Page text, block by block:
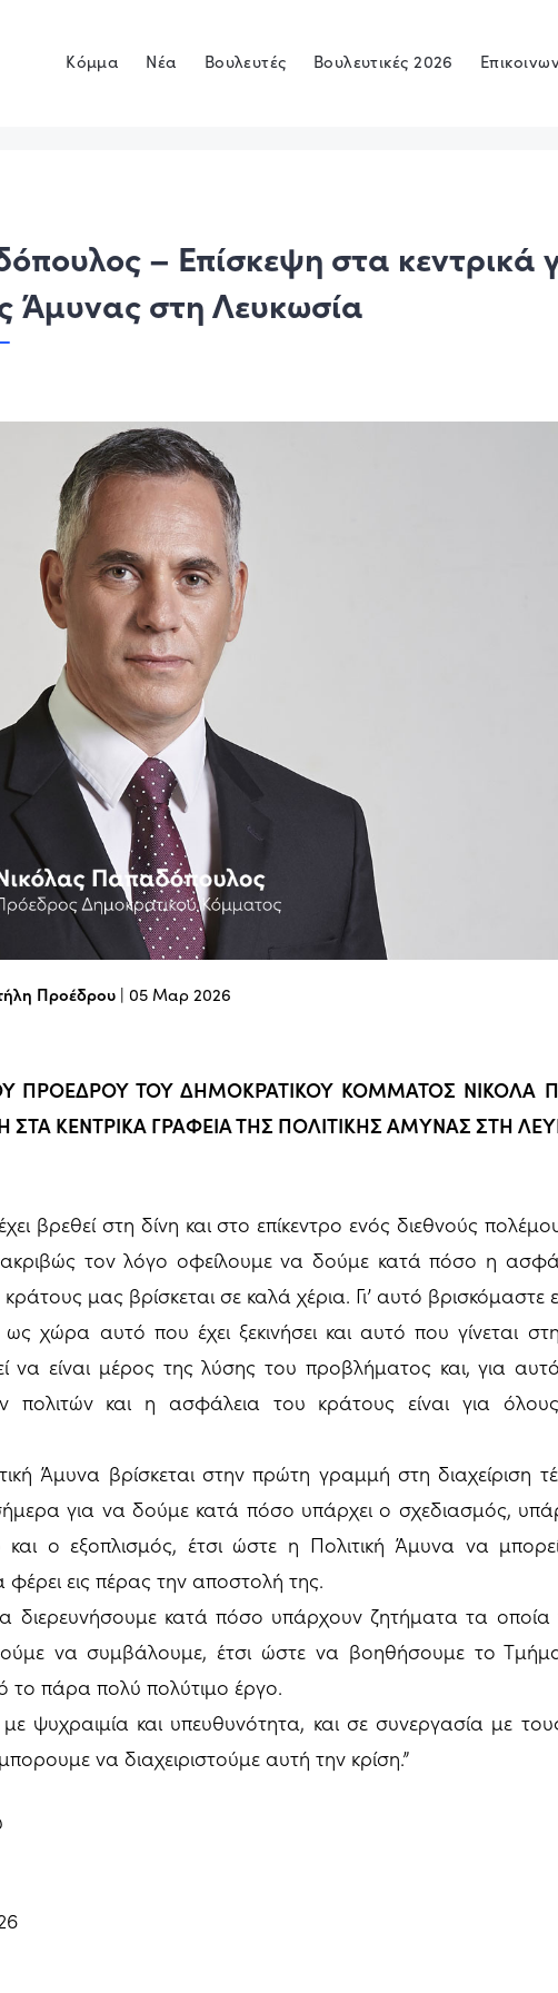
Κόμμα Νέα Βουλευτές Βουλευτικές 2026
– Επίσκεψη στα κεντρικά
Άμυνας στη Λευκωσία
Προέδρου | 05 Μαρ 2026
ΠΡΟΕΔΡΟΥ ΤΟΥ ΔΗΜΟΚΡΑΤΙΚΟΥ ΚΟΜΜΑΤΟΣ ΝΙΚΟΛΑ
ΣΤΑ ΚΕΝΤΡΙΚΑ ΓΡΑΦΕΙΑ ΤΗΣ ΠΟΛΙΤΙΚΗΣ ΑΜΥΝΑΣ ΣΤΗ
βρεθεί στη δίνη και στο επίκεντρο ενός διεθνούς
ακριβώς τον λόγο οφείλουμε να δούμε κατά πόσο η
μας βρίσκεται σε καλά χέρια. Γι’ αυτό
ως χώρα αυτό που έχει ξεκινήσει και αυτό που γίνεται
να είναι μέρος της λύσης του προβλήματος και, για
πολιτών και η ασφάλεια του κράτους είναι για
Άμυνα βρίσκεται στην πρώτη γραμμή στη διαχείριση
για να δούμε κατά πόσο υπάρχει ο σχεδιασμός,
ο εξοπλισμός, έτσι ώστε η Πολιτική Άμυνα να
φέρει εις πέρας την αποστολή της.
διερευνήσουμε κατά πόσο υπάρχουν ζητήματα τα οποία
να συμβάλουμε, έτσι ώστε να βοηθήσουμε το
το πάρα πολύ πολύτιμο έργο.
ψυχραιμία και υπευθυνότητα, και σε συνεργασία με
να διαχειριστούμε αυτή την κρίση.”